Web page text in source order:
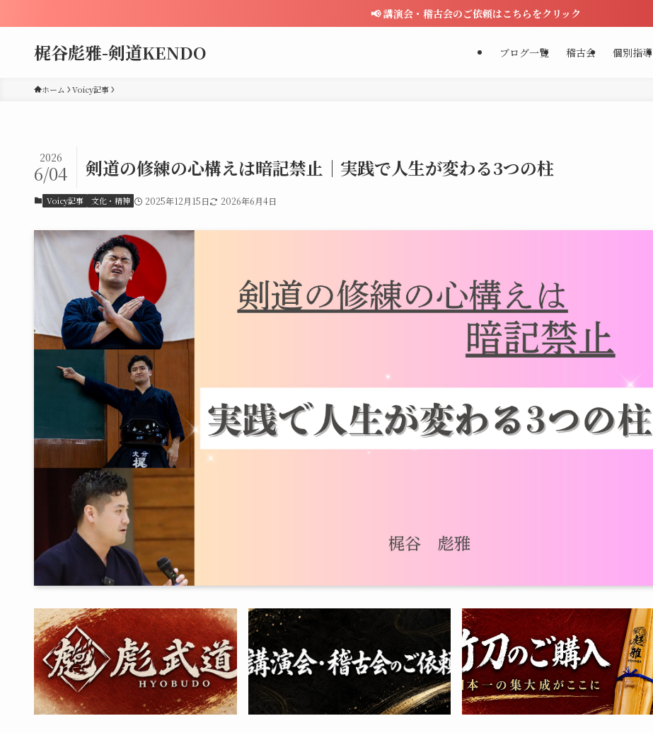
📢 講演会・稽古会のご依頼はこちらをクリック
梶谷彪雅-剣道KENDO ブログ一覧 稽古会 個別指導
ホーム Voicy記事
剣道の修練の心構えは暗記禁止｜実践で人生が変わる3つの柱
2026
6/04
Voicy記事 文化・精神 2025年12月15日 2026年6月4日